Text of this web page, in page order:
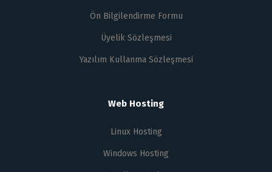
Ön Bilgilendirme Formu
Üyelik Sözleşmesi
Yazılım Kullanma Sözleşmesi
Web Hosting
Linux Hosting
Windows Hosting